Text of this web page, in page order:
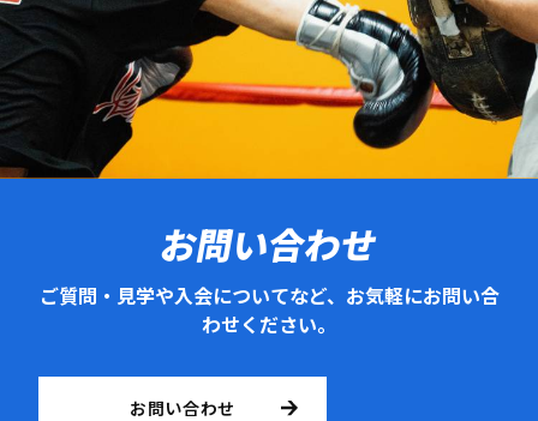
お問い合わせ
ご質問・見学や入会についてなど、お気軽にお問い合
わせください。
お問い合わせ